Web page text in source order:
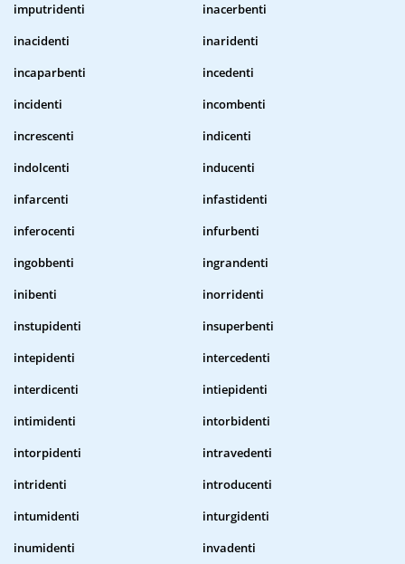
imputridenti
inacerbenti
inacidenti
inaridenti
incaparbenti
incedenti
incidenti
incombenti
increscenti
indicenti
indolcenti
inducenti
infarcenti
infastidenti
inferocenti
infurbenti
ingobbenti
ingrandenti
inibenti
inorridenti
instupidenti
insuperbenti
intepidenti
intercedenti
interdicenti
intiepidenti
intimidenti
intorbidenti
intorpidenti
intravedenti
intridenti
introducenti
intumidenti
inturgidenti
inumidenti
invadenti